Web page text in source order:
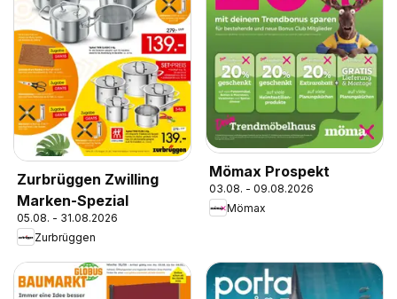
Zurbrüggen Zwilling
Marken-Spezial
05.08. - 31.08.2026
Zurbrüggen
Mömax Prospekt
03.08. - 09.08.2026
Mömax